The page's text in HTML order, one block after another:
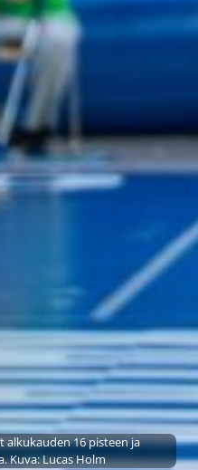
alkukauden 16 pisteen ja
Kuva: Lucas Holm